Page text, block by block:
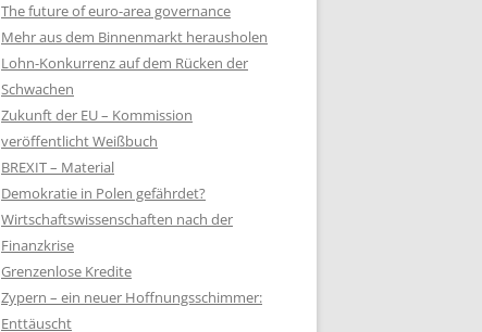
The future of euro-area governance
Mehr aus dem Binnenmarkt herausholen
Lohn-Konkurrenz auf dem Rücken der
Schwachen
Zukunft der EU – Kommission
veröffentlicht Weißbuch
BREXIT – Material
Demokratie in Polen gefährdet?
Wirtschaftswissenschaften nach der
Finanzkrise
Grenzenlose Kredite
Zypern – ein neuer Hoffnungsschimmer:
Enttäuscht